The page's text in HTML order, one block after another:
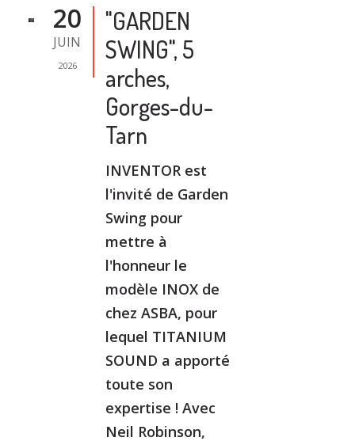
20
JUIN
2026
"GARDEN
SWING", 5
arches,
Gorges-du-
Tarn
INVENTOR est
l'invité de Garden
Swing pour
mettre à
l'honneur le
modèle INOX de
chez ASBA, pour
lequel TITANIUM
SOUND a apporté
toute son
expertise ! Avec
Neil Robinson,